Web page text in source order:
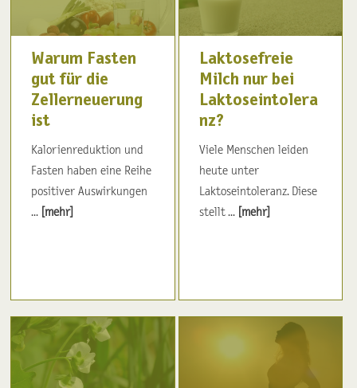
Warum Fasten
gut für die
Zellerneuerung
ist
Kalorienreduktion und
Fasten haben eine Reihe
positiver Auswirkungen
... [mehr]
Laktosefreie
Milch nur bei
Laktoseintolera
nz?
Viele Menschen leiden
heute unter
Laktoseintoleranz. Diese
stellt ... [mehr]